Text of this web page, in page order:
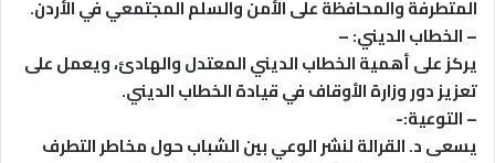
المتطرفة والمحافظة على الأمن والسلم المجتمعي في الأردن.
– الخطاب الديني: –
يركز على أهمية الخطاب الديني المعتدل والهادئ، ويعمل على
تعزيز دور وزارة الأوقاف في قيادة الخطاب الديني.
– التوعية:-
يسعى د. القرالة لنشر الوعي بين الشباب حول مخاطر التطرف